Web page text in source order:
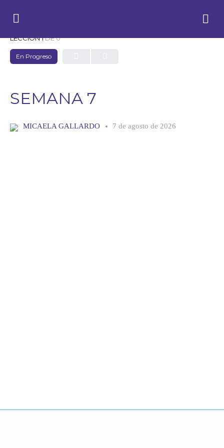
LECCIÓN 1DE 0
En Progreso
SEMANA 7
MICAELA GALLARDO 7 de agosto de 2026